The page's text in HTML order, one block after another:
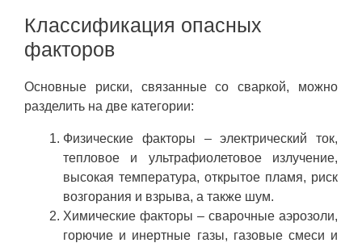
Классификация опасных
факторов
Основные риски, связанные со сваркой, можно
разделить на две категории:
Физические факторы – электрический ток,
тепловое и ультрафиолетовое излучение,
высокая температура, открытое пламя, риск
возгорания и взрыва, а также шум.
Химические факторы – сварочные аэрозоли,
горючие и инертные газы, газовые смеси и